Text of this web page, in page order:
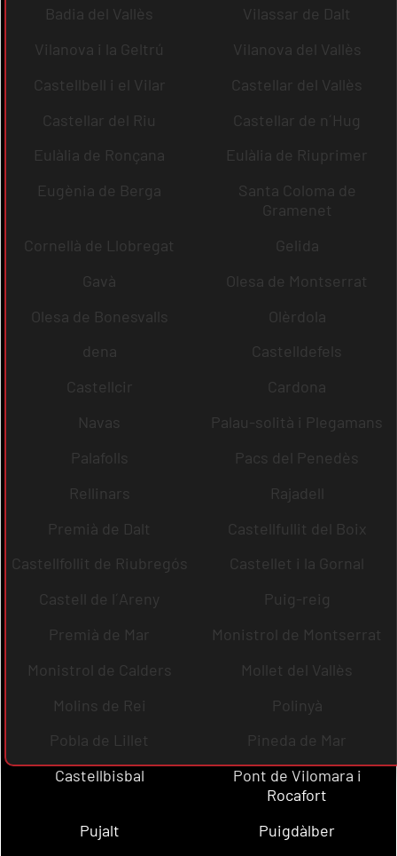
Badia del Vallès
Vilassar de Dalt
Vilanova i la Geltrú
Vilanova del Vallès
Castellbell i el Vilar
Castellar del Vallès
Castellar del Riu
Castellar de n´Hug
Eulàlia de Ronçana
Eulàlia de Riuprimer
Eugènia de Berga
Santa Coloma de
Gramenet
Cornellà de Llobregat
Gelida
Gavà
Olesa de Montserrat
Olesa de Bonesvalls
Olèrdola
dena
Castelldefels
Castellcir
Cardona
Navas
Palau-solità i Plegamans
Palafolls
Pacs del Penedès
Rellinars
Rajadell
Premià de Dalt
Castellfullit del Boix
Castellfollit de Riubregós
Castellet i la Gornal
Castell de l´Areny
Puig-reig
Premià de Mar
Monistrol de Montserrat
Monistrol de Calders
Mollet del Vallès
Molins de Rei
Polinyà
Pobla de Lillet
Pineda de Mar
Castellbisbal
Pont de Vilomara i
Rocafort
Pujalt
Puigdàlber